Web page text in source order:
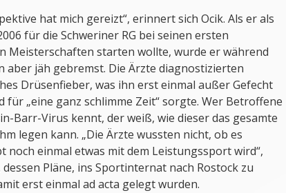
hat mich gereizt“, erinnert sich Ocik. Als er als
für die Schweriner RG bei seinen ersten
Meisterschaften starten wollte, wurde er während
aber jäh gebremst. Die Ärzte diagnostizierten
Drüsenfieber, was ihn erst einmal außer Gefecht
für „eine ganz schlimme Zeit“ sorgte. Wer Betroffene
Barr-Virus kennt, der weiß, wie dieser das gesamte
legen kann. „Die Ärzte wussten nicht, ob es
noch einmal etwas mit dem Leistungssport wird“,
dessen Pläne, ins Sportinternat nach Rostock zu
erst einmal ad acta gelegt wurden.